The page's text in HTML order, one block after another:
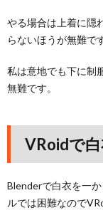
やる場合は上着に隠
らないほうが無難で
私は意地でも下に制
無難です。
VRoidで
Blenderで白衣を一
ルでは困難なので